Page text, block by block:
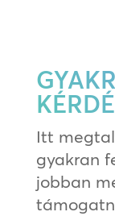
Itt
gyakran
jobban